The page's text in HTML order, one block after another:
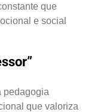
que
e social
pedagogia
que valoriza